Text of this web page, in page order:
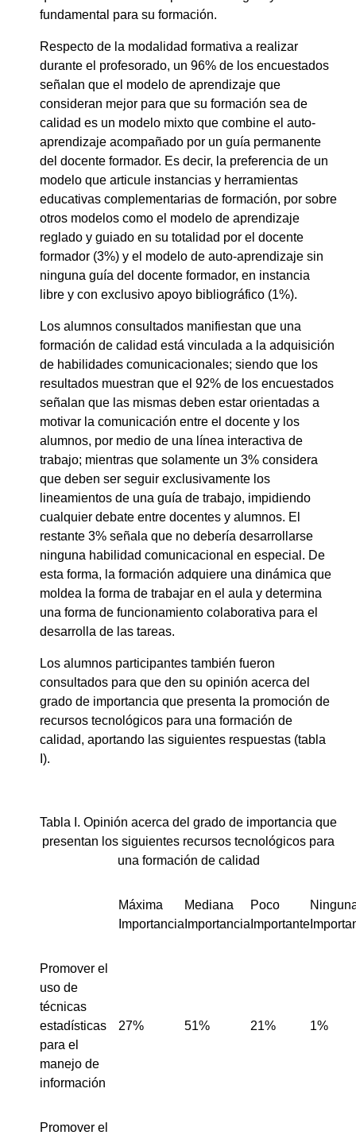
fundamental para su formación.
Respecto de la modalidad formativa a realizar
durante el profesorado, un 96% de los encuestados
señalan que el modelo de aprendizaje que
consideran mejor para que su formación sea de
calidad es un modelo mixto que combine el auto-
aprendizaje acompañado por un guía permanente
del docente formador. Es decir, la preferencia de un
modelo que articule instancias y herramientas
educativas complementarias de formación, por sobre
otros modelos como el modelo de aprendizaje
reglado y guiado en su totalidad por el docente
formador (3%) y el modelo de auto-aprendizaje sin
ninguna guía del docente formador, en instancia
libre y con exclusivo apoyo bibliográfico (1%).
Los alumnos consultados manifiestan que una
formación de calidad está vinculada a la adquisición
de habilidades comunicacionales; siendo que los
resultados muestran que el 92% de los encuestados
señalan que las mismas deben estar orientadas a
motivar la comunicación entre el docente y los
alumnos, por medio de una línea interactiva de
trabajo; mientras que solamente un 3% considera
que deben ser seguir exclusivamente los
lineamientos de una guía de trabajo, impidiendo
cualquier debate entre docentes y alumnos. El
restante 3% señala que no debería desarrollarse
ninguna habilidad comunicacional en especial. De
esta forma, la formación adquiere una dinámica que
moldea la forma de trabajar en el aula y determina
una forma de funcionamiento colaborativa para el
desarrolla de las tareas.
Los alumnos participantes también fueron
consultados para que den su opinión acerca del
grado de importancia que presenta la promoción de
recursos tecnológicos para una formación de
calidad, aportando las siguientes respuestas (tabla
I).
Tabla I. Opinión acerca del grado de importancia que
presentan los siguientes recursos tecnológicos para
una formación de calidad
Máxima
Importancia
Mediana
Importancia
Poco
Importante
Promover el
uso de
técnicas
estadísticas
para el
manejo de
información
27% 51% 21% 1%
Promover el